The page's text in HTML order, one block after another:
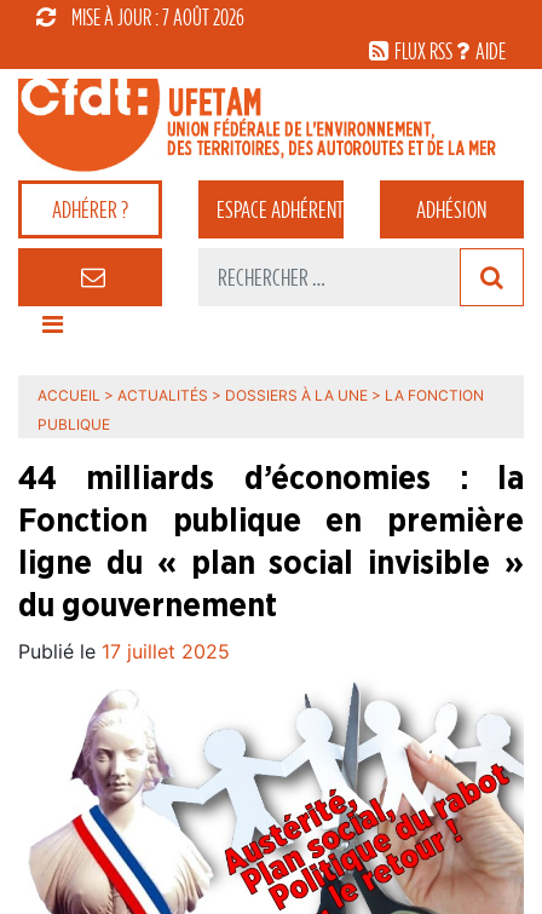
MISE À JOUR : 7 AOÛT 2026
FLUX RSS
AIDE
ADHÉRER ? ESPACEADHÉRENT ADHÉSION
ACCUEIL > ACTUALITÉS > DOSSIERS À LA UNE > LA FONCTION
PUBLIQUE
44 milliards d’économies : la
Fonction publique en première
ligne du « plan social invisible »
du gouvernement
Publié le 17 juillet 2025